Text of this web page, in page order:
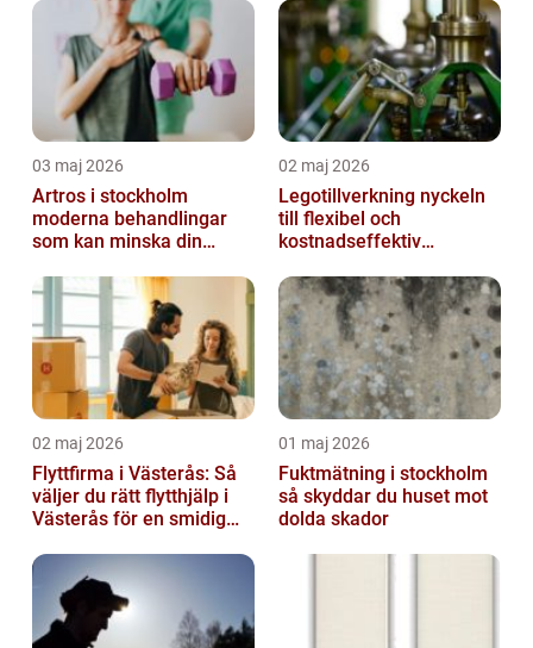
03 maj 2026
Artros i stockholm
moderna behandlingar
som kan minska din
02 maj 2026
Legotillverkning nyckeln
till flexibel och
kostnadseffektiv
02 maj 2026
Flyttfirma i Västerås: Så
väljer du rätt flytthjälp i
Västerås för en smidig
01 maj 2026
Fuktmätning i stockholm
så skyddar du huset mot
dolda skador